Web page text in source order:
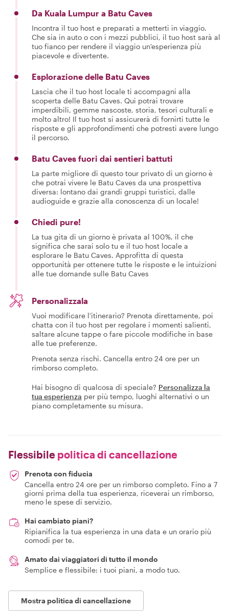
Da Kuala Lumpur a Batu Caves
Incontra il tuo host e preparati a metterti in viaggio.
Che sia in auto o con i mezzi pubblici, il tuo host sarà al
tuo fianco per rendere il viaggio un'esperienza più
piacevole e divertente.
Esplorazione delle Batu Caves
Lascia che il tuo host locale ti accompagni alla
scoperta delle Batu Caves. Qui potrai trovare
imperdibili, gemme nascoste, storia, tesori culturali e
molto altro! Il tuo host si assicurerà di fornirti tutte le
risposte e gli approfondimenti che potresti avere lungo
il percorso.
Batu Caves fuori dai sentieri battuti
La parte migliore di questo tour privato di un giorno è
che potrai vivere le Batu Caves da una prospettiva
diversa: lontano dai grandi gruppi turistici, dalle
audioguide e grazie alla conoscenza di un locale!
Chiedi pure!
La tua gita di un giorno è privata al 100%, il che
significa che sarai solo tu e il tuo host locale a
esplorare le Batu Caves. Approfitta di questa
opportunità per ottenere tutte le risposte e le intuizioni
alle tue domande sulle Batu Caves
Personalizzala
Vuoi modificare l'itinerario? Prenota direttamente, poi
chatta con il tuo host per regolare i momenti salienti,
saltare alcune tappe o fare piccole modifiche in base
alle tue preferenze.
Prenota senza rischi. Cancella entro 24 ore per un
rimborso completo.
Hai bisogno di qualcosa di speciale? Personalizza la
tua esperienza per più tempo, luoghi alternativi o un
piano completamente su misura.
Flessibile politica di cancellazione
Prenota con fiducia
Cancella entro 24 ore per un rimborso completo. Fino a 7
giorni prima della tua esperienza, riceverai un rimborso,
meno le spese di servizio.
Hai cambiato piani?
Ripianifica la tua esperienza in una data e un orario più
comodi per te.
Amato dai viaggiatori di tutto il mondo
Semplice e flessibile: i tuoi piani, a modo tuo.
Mostra politica di cancellazione